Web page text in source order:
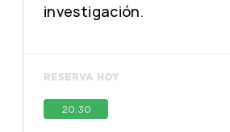
investigación.
RESERVA HOY
20:30